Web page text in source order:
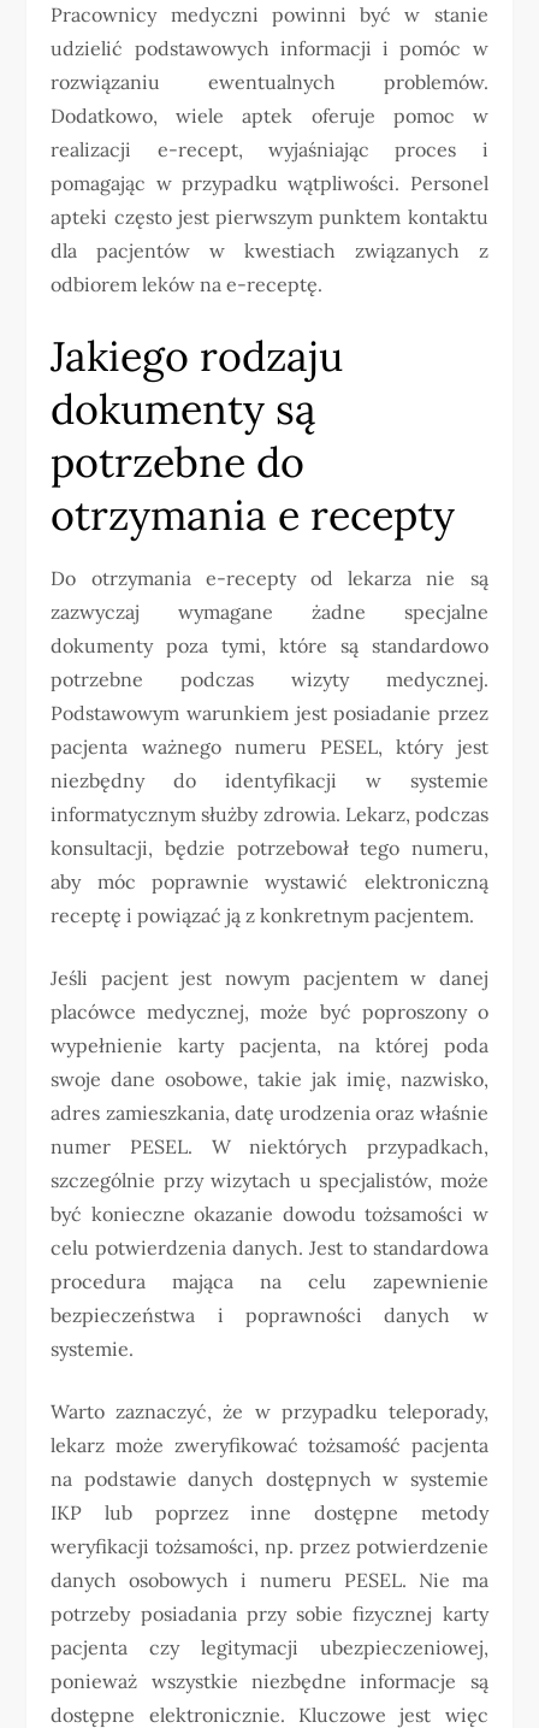
Pracownicy medyczni powinni być w stanie
udzielić podstawowych informacji i pomóc w
rozwiązaniu ewentualnych problemów.
Dodatkowo, wiele aptek oferuje pomoc w
realizacji e-recept, wyjaśniając proces i
pomagając w przypadku wątpliwości. Personel
apteki często jest pierwszym punktem kontaktu
dla pacjentów w kwestiach związanych z
odbiorem leków na e-receptę.
Jakiego rodzaju
dokumenty są
potrzebne do
otrzymania e recepty
Do otrzymania e-recepty od lekarza nie są
zazwyczaj wymagane żadne specjalne
dokumenty poza tymi, które są standardowo
potrzebne podczas wizyty medycznej.
Podstawowym warunkiem jest posiadanie przez
pacjenta ważnego numeru PESEL, który jest
niezbędny do identyfikacji w systemie
informatycznym służby zdrowia. Lekarz, podczas
konsultacji, będzie potrzebował tego numeru,
aby móc poprawnie wystawić elektroniczną
receptę i powiązać ją z konkretnym pacjentem.
Jeśli pacjent jest nowym pacjentem w danej
placówce medycznej, może być poproszony o
wypełnienie karty pacjenta, na której poda
swoje dane osobowe, takie jak imię, nazwisko,
adres zamieszkania, datę urodzenia oraz właśnie
numer PESEL. W niektórych przypadkach,
szczególnie przy wizytach u specjalistów, może
być konieczne okazanie dowodu tożsamości w
celu potwierdzenia danych. Jest to standardowa
procedura mająca na celu zapewnienie
bezpieczeństwa i poprawności danych w
systemie.
Warto zaznaczyć, że w przypadku teleporady,
lekarz może zweryfikować tożsamość pacjenta
na podstawie danych dostępnych w systemie
IKP lub poprzez inne dostępne metody
weryfikacji tożsamości, np. przez potwierdzenie
danych osobowych i numeru PESEL. Nie ma
potrzeby posiadania przy sobie fizycznej karty
pacjenta czy legitymacji ubezpieczeniowej,
ponieważ wszystkie niezbędne informacje są
dostępne elektronicznie. Kluczowe jest więc